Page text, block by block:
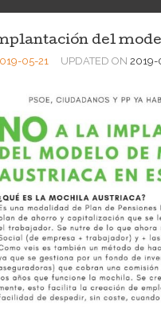
del
05-21 UPDATED ON 2019-